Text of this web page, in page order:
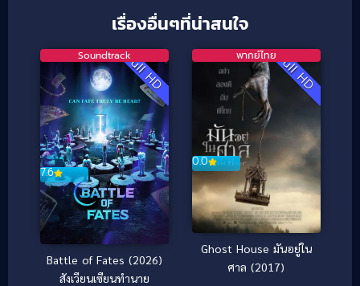
เรื่องอื่นๆที่น่าสนใจ
Full HD
7.6
Soundtrack
Battle of Fates (2026)
สังเวียนเซียนทำนาย
Full HD
0.0
พากย์ไทย
Ghost House มันอยู่ใน
ศาล (2017)